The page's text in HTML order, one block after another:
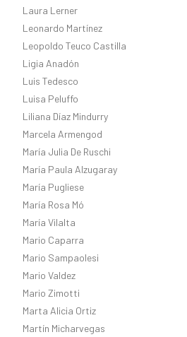
Laura Lerner
Leonardo Martínez
Leopoldo Teuco Castilla
Ligia Anadón
Luis Tedesco
Luisa Peluffo
Liliana Díaz Mindurry
Marcela Armengod
María Julia De Ruschi
María Paula Alzugaray
María Pugliese
María Rosa Mó
María Vilalta
Mario Caparra
Mario Sampaolesi
Mario Valdez
Mario Zimotti
Marta Alicia Ortiz
Martín Micharvegas